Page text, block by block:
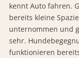
kennt Auto fahren.
bereits kleine
unternommen und
sehr.
funktionieren